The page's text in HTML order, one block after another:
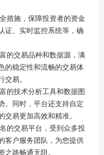
措施，保障投资者的资金
证、实时监控系统等，确
的交易品种和数据源，满
的稳定性和流畅的交易体
易。
的技术分析工具和数据图
。同时，平台还支持自定
易更加高效和精准。
的交易平台，受到众多投
客户服务团队，为您提供
路畅通无阻。